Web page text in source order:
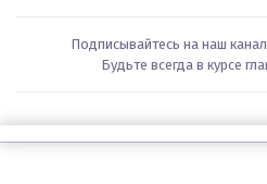
Подписывайтесь на наш
Будьте всегда в курсе